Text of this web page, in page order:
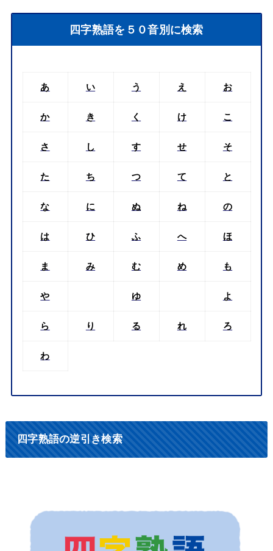
四字熟語を５０音別に検索
あ い う え お
か き く け こ
さ し す せ そ
た ち つ て と
な に ぬ ね の
は ひ ふ へ ほ
ま み む め も
や ゆ よ
ら り る れ ろ
わ
四字熟語の逆引き検索